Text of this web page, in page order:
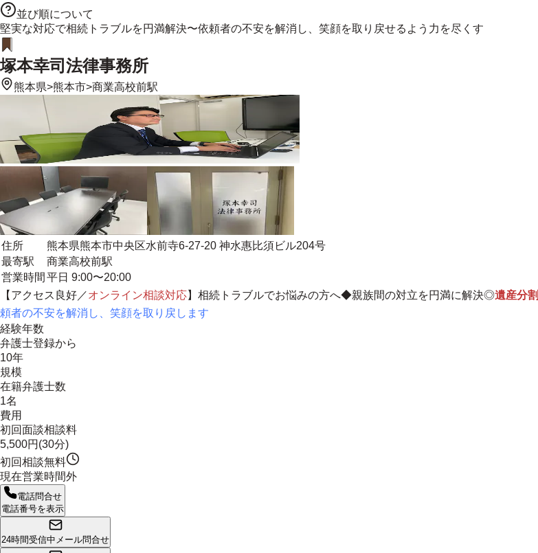
並び順について
堅実な対応で相続トラブルを円満解決〜依頼者の不安を解消し、笑顔を取り戻せるよう力を尽くす
塚本幸司法律事務所
熊本県>熊本市>商業高校前駅
住所
熊本県熊本市中央区水前寺6-27-20 神水惠比須ビル204号
最寄駅
商業高校前駅
営業時間 平日 9:00〜20:00
【アクセス良好／オンライン相談対応】相続トラブルでお悩みの方へ◆親族間の対立を円満に解決◎遺産分割
頼者の不安を解消し、笑顔を取り戻します
経験年数
弁護士登録から
10年
規模
在籍弁護士数
1名
費用
初回面談相談料
5,500円(30分)
初回相談無料
現在営業時間外
電話問合せ
電話番号を表示
24時間受信中 メール問合せ